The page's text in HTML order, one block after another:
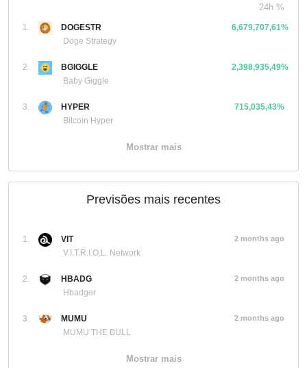
24h %
1.
DOGESTR
Doge Strategy
6,679,707,61%
2.
BGIGGLE
Baby Giggle
2,398,935,49%
3.
HYPER
Bitcoin Hyper
715,035,43%
Mostrar mais
Previsões mais recentes
1.
VIT
V.I.T.R.I.O.L. Network
2 months ago
2.
HBADG
Hbadger
2 months ago
3.
MUMU
MUMU THE BULL
2 months ago
Mostrar mais